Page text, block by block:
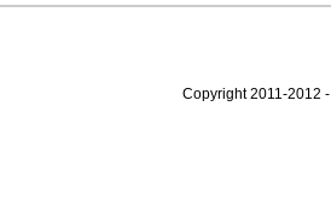
Copyright 2011-2012